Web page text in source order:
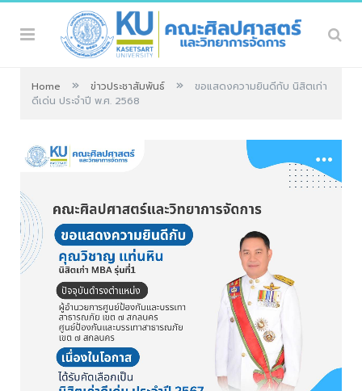
Home » ข่าวประชาสัมพันธ์ »
ขอแสดงความยินดีกับ นิสิตเก่า
ดีเด่น ประจำปี พ.ศ. 2568